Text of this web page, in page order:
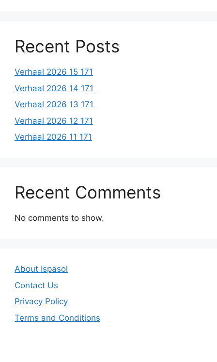
Recent Posts
Verhaal 2026 15 171
Verhaal 2026 14 171
Verhaal 2026 13 171
Verhaal 2026 12 171
Verhaal 2026 11 171
Recent Comments
No comments to show.
About Ispasol
Contact Us
Privacy Policy
Terms and Conditions